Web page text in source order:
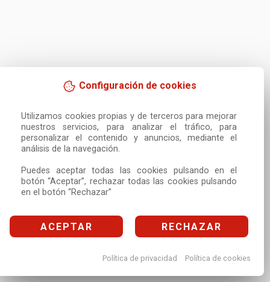
Configuración de cookies
Utilizamos cookies propias y de terceros para mejorar
nuestros servicios, para analizar el tráfico, para
personalizar el contenido y anuncios, mediante el
análisis de la navegación.
Puedes aceptar todas las cookies pulsando en el
botón “Aceptar”, rechazar todas las cookies pulsando
en el botón “Rechazar”
ACEPTAR RECHAZAR
Política de privacidad Política de cookies